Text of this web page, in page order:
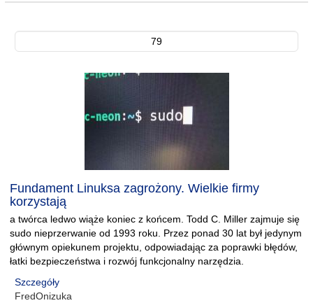
79
Fundament Linuksa zagrożony. Wielkie firmy
korzystają
a twórca ledwo wiąże koniec z końcem. Todd C. Miller zajmuje się
sudo nieprzerwanie od 1993 roku. Przez ponad 30 lat był jedynym
głównym opiekunem projektu, odpowiadając za poprawki błędów,
łatki bezpieczeństwa i rozwój funkcjonalny narzędzia.
Szczegóły
FredOnizuka